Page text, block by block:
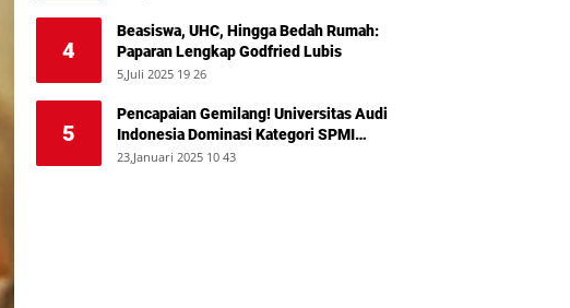
4
Beasiswa, UHC, Hingga Bedah Rumah:
Paparan Lengkap Godfried Lubis
5,Juli 2025 19 26
5
Pencapaian Gemilang! Universitas Audi
Indonesia Dominasi Kategori SPMI
Terbaik 2024
23,Januari 2025 10 43